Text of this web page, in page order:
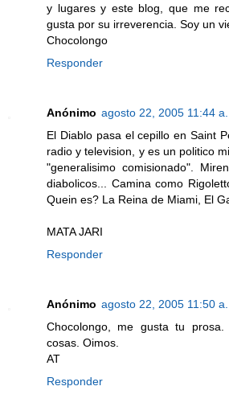
y lugares y este blog, que me
gusta por su irreverencia. Soy un
Chocolongo
Responder
Anónimo agosto 22, 2005 11:44 a.
El Diablo pasa el cepillo en Saint
radio y television, y es un politico
"generalisimo comisionado".
diabolicos... Camina como
Quein es? La Reina de Miami, El
MATA JARI
Responder
Anónimo agosto 22, 2005 11:50 a.
Chocolongo, me gusta tu
cosas. Oimos.
AT
Responder